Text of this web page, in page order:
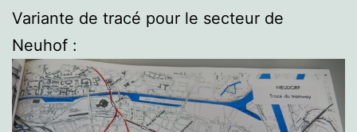
Variante de tracé pour le secteur de
Neuhof :